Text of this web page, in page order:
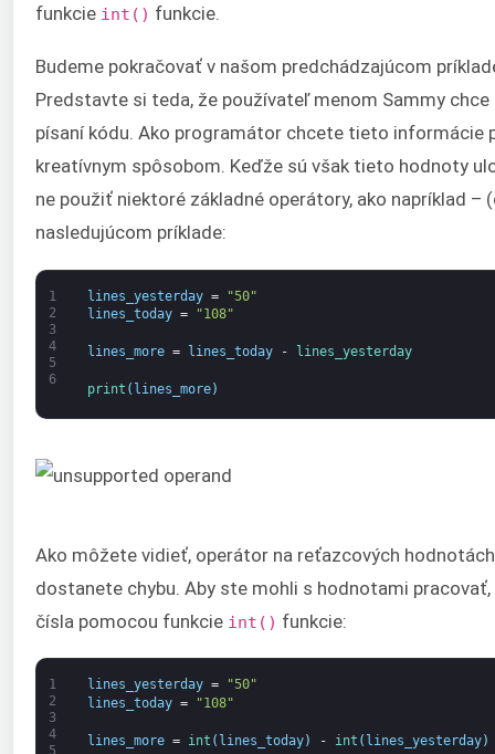
funkcie int() funkcie.
Budeme pokračovať v našom predchádzajúcom
Predstavte si teda, že používateľ menom Sammy
písaní kódu. Ako programátor chcete tieto informácie
kreatívnym spôsobom. Keďže sú však tieto hodnoty
ne použiť niektoré základné operátory, ako napríklad
nasledujúcom príklade:
1
2
3
4
5
6
lines_yesterday =
"50"
lines_today = "108"
lines_more = lines_today - lines_yesterday
print ( lines_more)
Ako môžete vidieť, operátor na reťazcových
dostanete chybu. Aby ste mohli s hodnotami
čísla pomocou funkcie int() funkcie:
1
2
3
4
lines_yesterday =
"50"
lines_today = "108"
lines_more = int ( lines_today) - int ( lines_yesterday)